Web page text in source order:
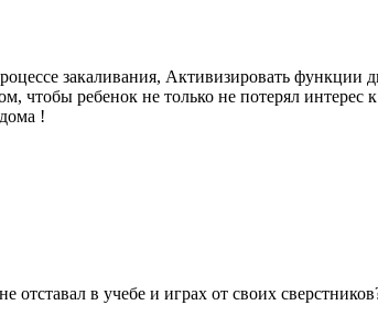
закаливания, Активизировать функции
чтобы ребенок не только не потерял интерес
!
в учебе и играх от своих